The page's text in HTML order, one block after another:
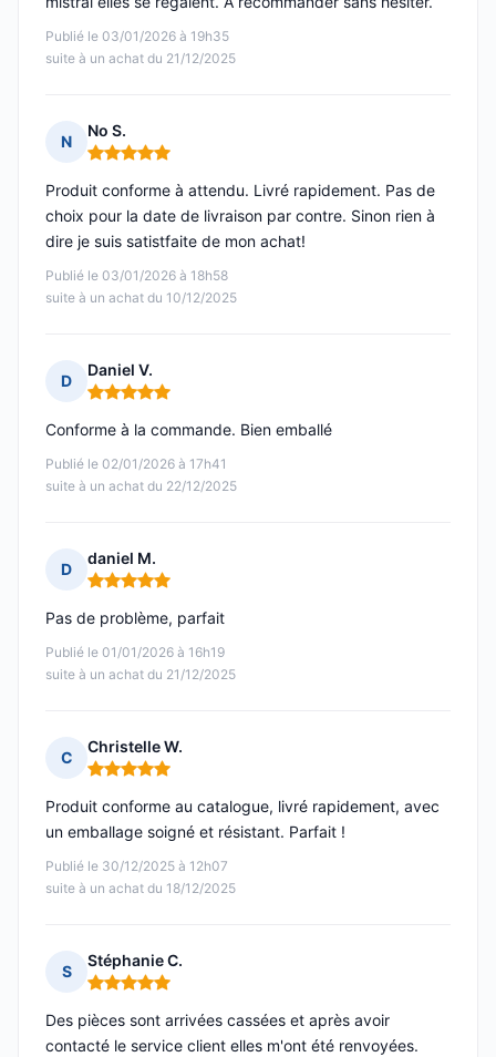
Publié le 03/01/2026 à 19h35
suite à un achat du 21/12/2025
N
No S.
Note : 5 sur 5
Publié le 03/01/2026 à 18h58
suite à un achat du 10/12/2025
Produit conforme à attendu. Livré rapidement. Pas de
choix pour la date de livraison par contre. Sinon rien à
dire je suis satistfaite de mon achat!
D
Daniel V.
Note : 5 sur 5
Publié le 02/01/2026 à 17h41
suite à un achat du 22/12/2025
Conforme à la commande. Bien emballé
D
daniel M.
Note : 5 sur 5
Publié le 01/01/2026 à 16h19
suite à un achat du 21/12/2025
Pas de problème, parfait
C
Christelle W.
Note : 5 sur 5
Publié le 30/12/2025 à 12h07
suite à un achat du 18/12/2025
Produit conforme au catalogue, livré rapidement, avec
un emballage soigné et résistant. Parfait !
S
Stéphanie C.
Note : 5 sur 5
Des pièces sont arrivées cassées et après avoir
contacté le service client elles m'ont été renvoyées.